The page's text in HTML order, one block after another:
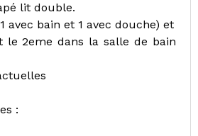
lit double.
avec bain et 1 avec douche) et
le 2eme dans la salle de bain
: